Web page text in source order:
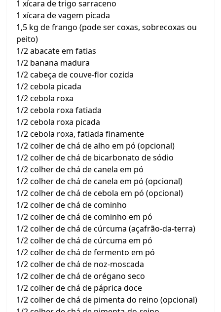
1 xícara de trigo sarraceno
1 xícara de vagem picada
1,5 kg de frango (pode ser coxas, sobrecoxas ou
peito)
1/2 abacate em fatias
1/2 banana madura
1/2 cabeça de couve-flor cozida
1/2 cebola picada
1/2 cebola roxa
1/2 cebola roxa fatiada
1/2 cebola roxa picada
1/2 cebola roxa, fatiada finamente
1/2 colher de chá de alho em pó (opcional)
1/2 colher de chá de bicarbonato de sódio
1/2 colher de chá de canela em pó
1/2 colher de chá de canela em pó (opcional)
1/2 colher de chá de cebola em pó (opcional)
1/2 colher de chá de cominho
1/2 colher de chá de cominho em pó
1/2 colher de chá de cúrcuma (açafrão-da-terra)
1/2 colher de chá de cúrcuma em pó
1/2 colher de chá de fermento em pó
1/2 colher de chá de noz-moscada
1/2 colher de chá de orégano seco
1/2 colher de chá de páprica doce
1/2 colher de chá de pimenta do reino (opcional)